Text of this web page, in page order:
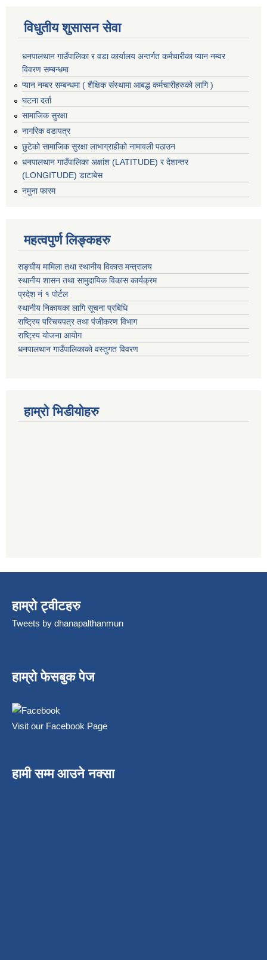
विधुतीय शुसासन सेवा
धनपालथान गाउँपालिका र वडा कार्यालय अन्तर्गत कर्मचारीका प्यान नम्वर
विवरण सम्बन्धमा
प्यान नम्बर सम्बन्धमा ( शैक्षिक संस्थामा आबद्ध कर्मचारीहरुको लागि )
घटना दर्ता
सामाजिक सुरक्षा
नागरिक वडापत्र
छुटेको सामाजिक सुरक्षा लाभाग्राहीको नामावली पठाउन
धनपालथान गाउँपालिका अक्षांश (LATITUDE) र देशान्तर
(LONGITUDE) डाटाबेस
नमुना फारम
महत्वपुर्ण लिङ्कहरु
सङ्घीय मामिला तथा स्थानीय विकास मन्त्रालय
स्थानीय शासन तथा सामुदायिक विकास कार्यक्रम
प्रदेश नं १ पोर्टल
स्थानीय निकायका लागि सूचना प्रबिधि
राष्ट्रिय परिचयपत्र तथा पंजीकरण विभाग
राष्ट्रिय योजना आयोग
धनपालथान गाउँपालिकाको वस्तुगत विवरण
हाम्रो भिडीयोहरु
हाम्रो ट्वीटहरु
Tweets by dhanapalthanmun
हाम्रो फेसबुक पेज
Visit our Facebook Page
हामी सम्म आउने नक्सा